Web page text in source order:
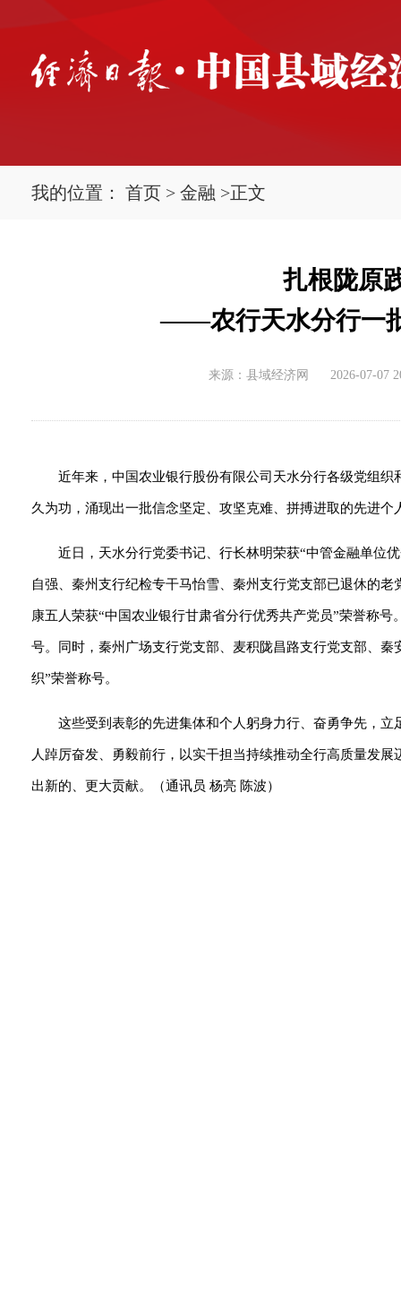
我的位置： 首页 > 金融 >正文
扎根陇原
——农行天水分行一
来源：县域经济网 2026-07-07
近年来，中国农业银行股份有限公司天水分行各级党组
久为功，涌现出一批信念坚定、攻坚克难、拼搏进取的先进个
近日，天水分行党委书记、行长林明荣获“中管金融单位
自强、秦州支行纪检专干马怡雪、秦州支行党支部已退休的
康五人荣获“中国农业银行甘肃省分行优秀共产党员”荣誉称
号。同时，秦州广场支行党支部、麦积陇昌路支行党支部、
织”荣誉称号。
这些受到表彰的先进集体和个人躬身力行、奋勇争先，
人踔厉奋发、勇毅前行，以实干担当持续推动全行高质量发
出新的、更大贡献。（通讯员 杨亮 陈波）